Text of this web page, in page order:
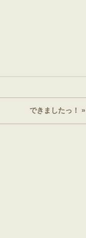
できましたっ！ »